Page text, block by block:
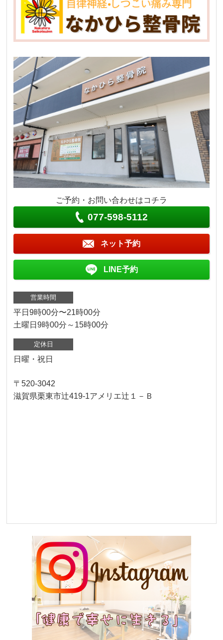
ご予約・お問い合わせはコチラ
077-598-5112
ネット予約
LINE予約
営業時間
平日9時00分〜21時00分
土曜日9時00分～15時00分
定休日
日曜・祝日
〒520-3042
滋賀県栗東市辻419-1アメリエ辻１－Ｂ